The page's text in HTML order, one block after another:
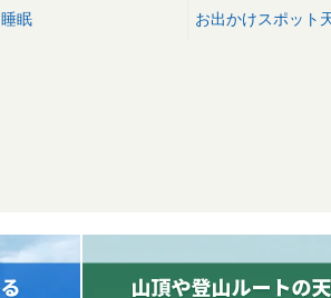
睡眠
お出かけスポット